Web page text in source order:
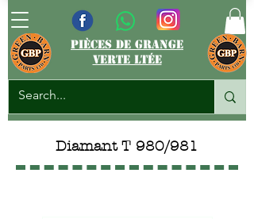
pièces de grange
verte ltée
Diamant T 980/981